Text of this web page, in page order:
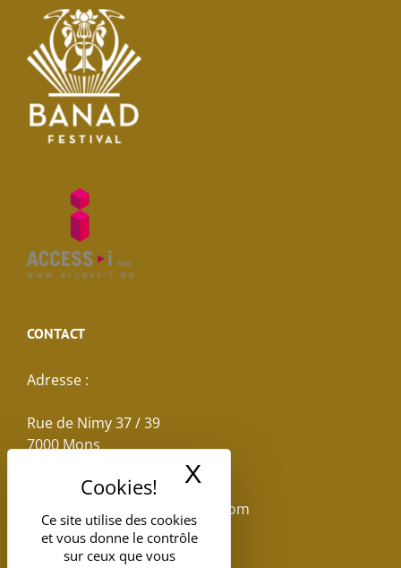
Ce site utilise des cookies
et vous donne le contrôle
sur ceux que vous
X
CONTACT
Adresse :
Rue de Nimy 37 / 39
7000 Mons
reservations.losseau@gmail.com
Tel: +32(0)65.398.880